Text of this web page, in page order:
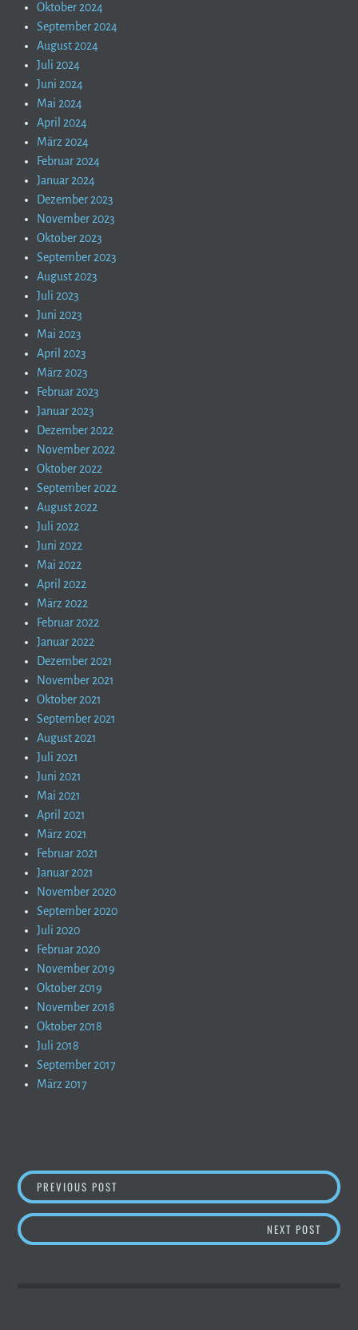
Oktober 2024
September 2024
August 2024
Juli 2024
Juni 2024
Mai 2024
April 2024
März 2024
Februar 2024
Januar 2024
Dezember 2023
November 2023
Oktober 2023
September 2023
August 2023
Juli 2023
Juni 2023
Mai 2023
April 2023
März 2023
Februar 2023
Januar 2023
Dezember 2022
November 2022
Oktober 2022
September 2022
August 2022
Juli 2022
Juni 2022
Mai 2022
April 2022
März 2022
Februar 2022
Januar 2022
Dezember 2021
November 2021
Oktober 2021
September 2021
August 2021
Juli 2021
Juni 2021
Mai 2021
April 2021
März 2021
Februar 2021
Januar 2021
November 2020
September 2020
Juli 2020
Februar 2020
November 2019
Oktober 2019
November 2018
Oktober 2018
Juli 2018
September 2017
März 2017
BEITRAGSNAVIGATION
PREVIOUS POST BERGBERICHT – SO WIRD´S AM WOCHENENDE
NEXT POST